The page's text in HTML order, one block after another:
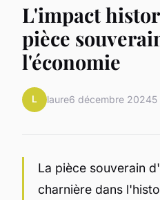
L'impact
pièce
l'économie
L laure6 décembre 20245
La pièce souverain
charnière dans